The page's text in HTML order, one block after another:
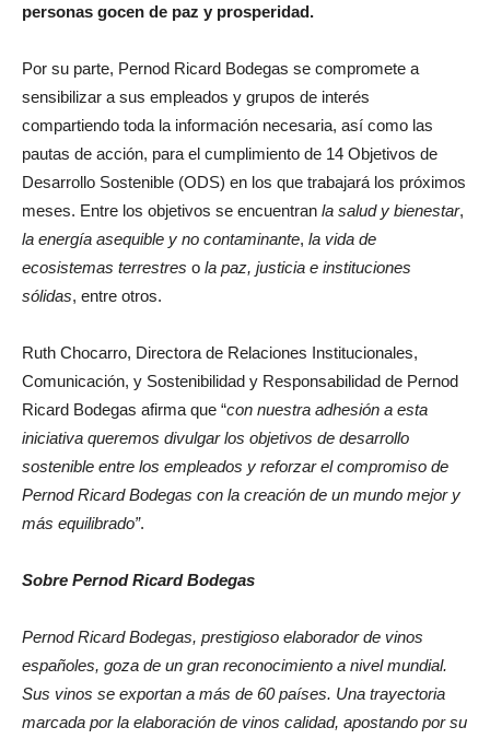
personas gocen de paz y prosperidad.
Por su parte, Pernod Ricard Bodegas se compromete a
sensibilizar a sus empleados y grupos de interés
compartiendo toda la información necesaria, así como las
pautas de acción, para el cumplimiento de 14 Objetivos de
Desarrollo Sostenible (ODS) en los que trabajará los próximos
meses. Entre los objetivos se encuentran la salud y bienestar,
la energía asequible y no contaminante, la vida de
ecosistemas terrestres o la paz, justicia e instituciones
sólidas, entre otros.
Ruth Chocarro, Directora de Relaciones Institucionales,
Comunicación, y Sostenibilidad y Responsabilidad de Pernod
Ricard Bodegas afirma que “con nuestra adhesión a esta
iniciativa queremos divulgar los objetivos de desarrollo
sostenible entre los empleados y reforzar el compromiso de
Pernod Ricard Bodegas con la creación de un mundo mejor y
más equilibrado”.
Sobre Pernod Ricard Bodegas
Pernod Ricard Bodegas, prestigioso elaborador de vinos
españoles, goza de un gran reconocimiento a nivel mundial.
Sus vinos se exportan a más de 60 países. Una trayectoria
marcada por la elaboración de vinos calidad, apostando por su